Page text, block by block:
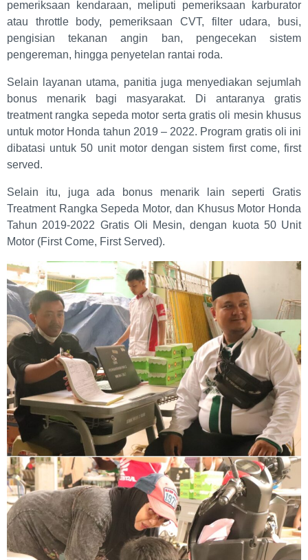
pemeriksaan kendaraan, meliputi pemeriksaan karburator
atau throttle body, pemeriksaan CVT, filter udara, busi,
pengisian tekanan angin ban, pengecekan sistem
pengereman, hingga penyetelan rantai roda.
Selain layanan utama, panitia juga menyediakan sejumlah
bonus menarik bagi masyarakat. Di antaranya gratis
treatment rangka sepeda motor serta gratis oli mesin khusus
untuk motor Honda tahun 2019 – 2022. Program gratis oli ini
dibatasi untuk 50 unit motor dengan sistem first come, first
served.
Selain itu, juga ada bonus menarik lain seperti Gratis
Treatment Rangka Sepeda Motor, dan Khusus Motor Honda
Tahun 2019-2022 Gratis Oli Mesin, dengan kuota 50 Unit
Motor (First Come, First Served).